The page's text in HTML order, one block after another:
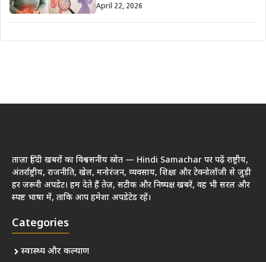
April 22, 2026
ताज़ा हिंदी खबरों का विश्वसनीय स्रोत — Hindi Samachar पर पढ़ें राष्ट्रीय,
अंतर्राष्ट्रीय, राजनीति, खेल, मनोरंजन, व्यवसाय, शिक्षा और टेक्नोलॉजी से जुड़ी
हर जरूरी अपडेट। हम देते हैं तेज़, सटीक और निष्पक्ष खबरें, वह भी सरल और
स्पष्ट भाषा में, ताकि आप हमेशा अपडेटेड रहें।
Categories
स्वास्थ्य और कल्याण